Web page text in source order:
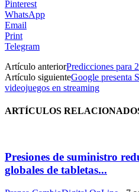
Pinterest
WhatsApp
Email
Print
Telegram
Artículo anteriorPredicciones para
Artículo siguienteGoogle presenta
videojuegos en streaming
ARTÍCULOS
Presiones de suministro
globales de tabletas...